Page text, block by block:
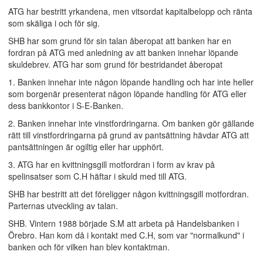
ATG har bestritt yrkandena, men vitsordat kapitalbelopp och ränta
som skäliga i och för sig.
SHB har som grund för sin talan åberopat att banken har en
fordran på ATG med anledning av att banken innehar löpande
skuldebrev. ATG har som grund för bestridandet åberopat
1. Banken innehar inte någon löpande handling och har inte heller
som borgenär presenterat någon löpande handling för ATG eller
dess bankkontor i S-E-Banken.
2. Banken innehar inte vinstfordringarna. Om banken gör gällande
rätt till vinstfordringarna på grund av pantsättning hävdar ATG att
pantsättningen är ogiltig eller har upphört.
3. ATG har en kvittningsgill motfordran i form av krav på
spelinsatser som C.H häftar i skuld med till ATG.
SHB har bestritt att det föreligger någon kvittningsgill motfordran.
Parternas utveckling av talan.
SHB. Vintern 1988 började S.M att arbeta på Handelsbanken i
Örebro. Han kom då i kontakt med C.H, som var "normalkund" i
banken och för vilken han blev kontaktman.